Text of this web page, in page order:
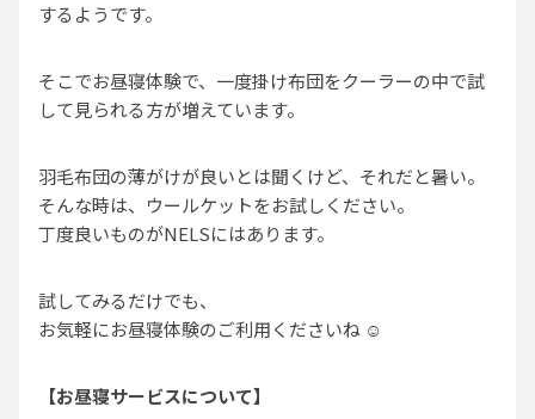
するようです。
そこでお昼寝体験で、一度掛け布団をクーラーの中で試
して見られる方が増えています。
羽毛布団の薄がけが良いとは聞くけど、それだと暑い。
そんな時は、ウールケットをお試しください。
丁度良いものがNELSにはあります。
試してみるだけでも、
お気軽にお昼寝体験のご利用くださいね ☺️
【お昼寝サービスについて】